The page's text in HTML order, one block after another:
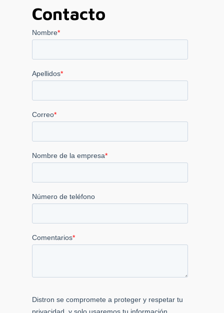
Contacto